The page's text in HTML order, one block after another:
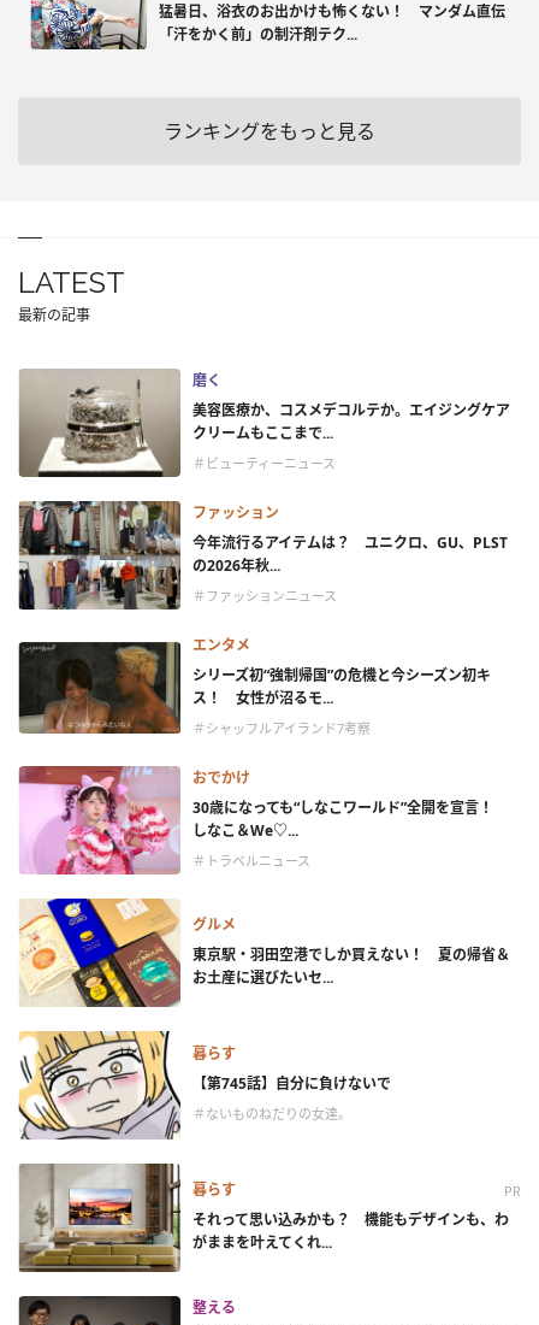
猛暑日、浴衣のお出かけも怖くない！ マンダム直伝
「汗をかく前」の制汗剤テク...
ランキングをもっと見る
LATEST
最新の記事
磨く
美容医療か、コスメデコルテか。エイジングケア
クリームもここまで...
＃ビューティーニュース
ファッション
今年流行るアイテムは？ ユニクロ、GU、PLST
の2026年秋...
＃ファッションニュース
エンタメ
シリーズ初“強制帰国”の危機と今シーズン初キ
ス！ 女性が沼るモ...
＃シャッフルアイランド7考察
おでかけ
30歳になっても“しなこワールド”全開を宣言！
しなこ＆We♡...
＃トラベルニュース
グルメ
東京駅・羽田空港でしか買えない！ 夏の帰省＆
お土産に選びたいセ...
暮らす
【第745話】自分に負けないで
＃ないものねだりの女達。
暮らす PR
それって思い込みかも？ 機能もデザインも、わ
がままを叶えてくれ...
整える